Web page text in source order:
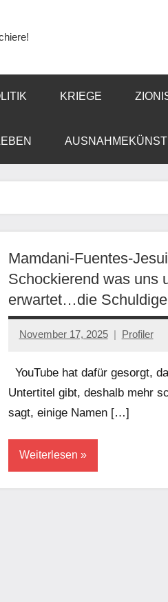
KRIEGE
Mamdani-Fuentes-
Schockierend was uns
erwartet…die
November 17, 2025 Profiler
Keine
YouTube hat dafür gesorgt,
Untertitel gibt, deshalb mehr
sagt, einige Namen […]
Weiterlesen